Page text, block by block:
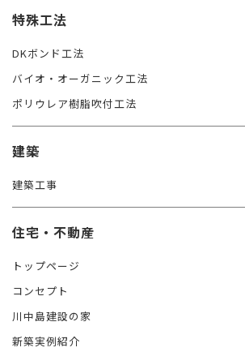
特殊工法
DKボンド工法
バイオ・オーガニック工法
ポリウレア樹脂吹付工法
建築
建築工事
住宅・不動産
トップページ
コンセプト
川中島建設の家
新築実例紹介